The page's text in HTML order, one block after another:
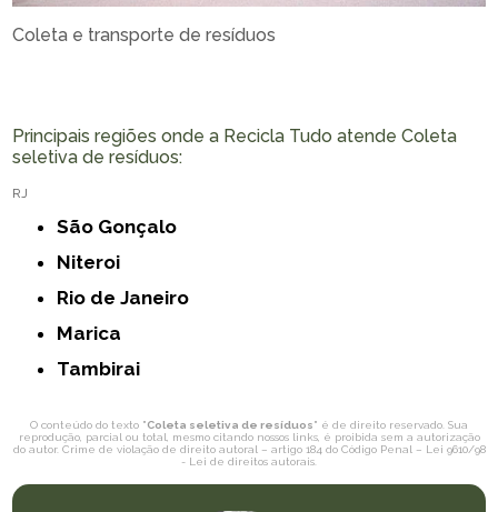
Coleta e transporte de resíduos
Principais regiões onde a Recicla Tudo atende Coleta
seletiva de resíduos:
RJ
São Gonçalo
Niteroi
Rio de Janeiro
Marica
Tambirai
O conteúdo do texto "Coleta seletiva de resíduos" é de direito reservado. Sua
reprodução, parcial ou total, mesmo citando nossos links, é proibida sem a autorização
do autor. Crime de violação de direito autoral – artigo 184 do Código Penal – Lei 9610/98
- Lei de direitos autorais